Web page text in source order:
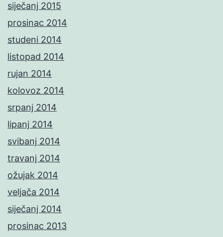
siječanj 2015
prosinac 2014
studeni 2014
listopad 2014
rujan 2014
kolovoz 2014
srpanj 2014
lipanj 2014
svibanj 2014
travanj 2014
ožujak 2014
veljača 2014
siječanj 2014
prosinac 2013